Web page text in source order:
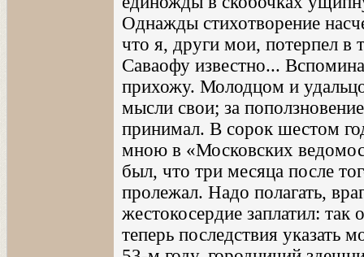
Однажды стихотворение
что я, други мои, потерпел в
Саваофу известно...
прихожу. Молодцом и
мысли свои; за
принимал. В сорок шестом
мною в «Московских
был, что три месяца после
пролежал. Надо полагать,
жестокосердие заплатил:
теперь последствия указать